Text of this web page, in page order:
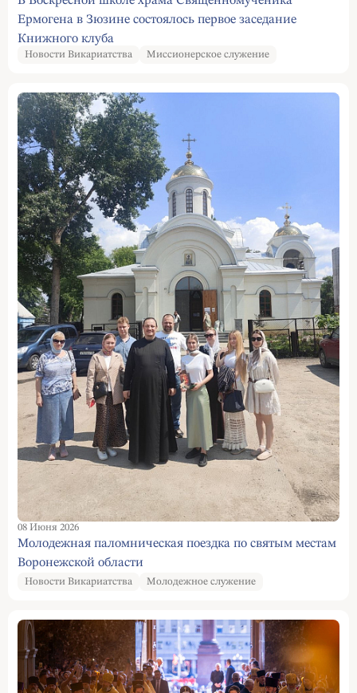
Ермогена в Зюзине состоялось первое заседание
Книжного клуба
Новости Викариатства Миссионерское служение
08 Июня 2026
Молодежная паломническая поездка по святым местам
Воронежской области
Новости Викариатства Молодежное служение